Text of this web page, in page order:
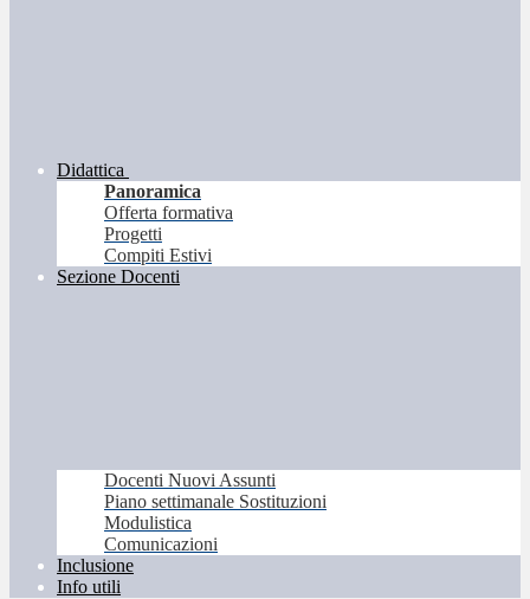
Didattica
Panoramica
Offerta formativa
Progetti
Compiti Estivi
Sezione Docenti
Docenti Nuovi Assunti
Piano settimanale Sostituzioni
Modulistica
Comunicazioni
Inclusione
Info utili